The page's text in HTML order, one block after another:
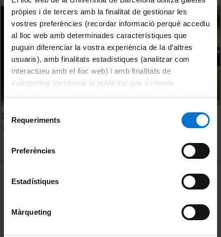
pròpies i de tercers amb la finalitat de gestionar les
vostres preferències (recordar informació perquè accediu
al lloc web amb determinades característiques que
puguin diferenciar la vostra experiència de la d’altres
usuaris), amb finalitats estadístiques (analitzar com
interactueu amb el lloc web) i amb finalitats de
màrqueting (gestionar la publicitat que s’ofereix
consultar laPolítica de galetes del lloc web de la
Requeriments
Preferències
Estadístiques
Màrqueting
Taula rodona: Nova visió del futur de l'aigua
MENÚ PEU 1
Política de Cookies
Privacidad y términos